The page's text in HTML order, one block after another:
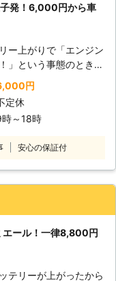
ってしまいます。
気づくのは、車を運転
れどうんともすんとも
す。実際に運転をしよ
間に気が付くので、時
いことも多いでしょ
ット」の出番です！弊
日対応していま
もお客様のご依頼に備
たときに迅速に駆けつ
です。 また最短
るので、バッテリー
能です。お客様がすぐ
子発！6,000円から車
ー上がりで「エンジン
」という事態のとき、
っていると安心です。
点検やクリーニングを
すが、都内から神奈
のバッテリー上がりに
ー上が
エンジンが動かず困っ
円
定休
時～18時
安心の保証付
エール！一律8,800円
テリーが上がったから